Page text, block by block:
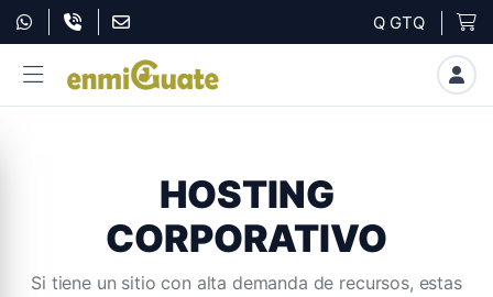
Q GTQ
HOSTING
CORPORATIVO
Si tiene un sitio con alta demanda de recursos, estas